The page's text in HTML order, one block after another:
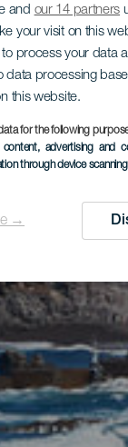
and our 14 partners
your visit on this
process your data
data processing
this website.
for the following
content, advertising and
through device scanning
→